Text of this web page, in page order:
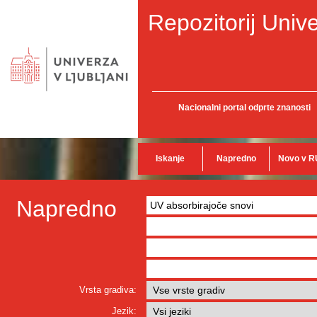
Repozitorij
Nacionalni portal odprte znanosti
Iskanje Napredno Novo v
Napredno
Vrsta gradiva:
Jezik: